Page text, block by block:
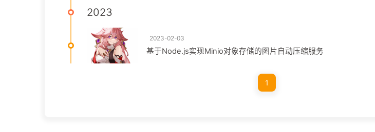
2023
2023-02-03
基于Node.js实现Minio对象存储的图片自动压缩服务
1